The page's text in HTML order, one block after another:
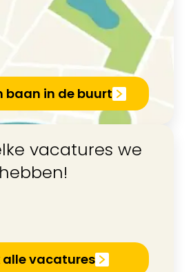
baan in de buurt
vacatures we
alle vacatures